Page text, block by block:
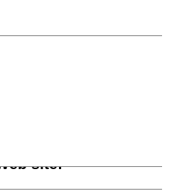
site: